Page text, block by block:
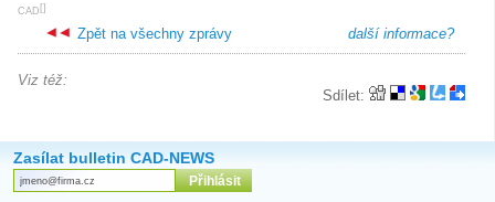
[
CAD ]
další informace?
Zpět na všechny zprávy
Sdílet:
Viz též:
Zasílat bulletin CAD-NEWS